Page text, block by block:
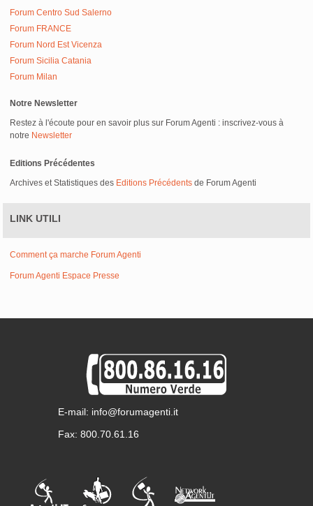
Forum Centro Sud Salerno
Forum FRANCE
Forum Nord Est Vicenza
Forum Sicilia Catania
Forum Milan
Notre Newsletter
Restez à l'écoute pour en savoir plus sur Forum Agenti : inscrivez-vous à
notre Newsletter
Editions Précédentes
Archives et Statistiques des Editions Précédents de Forum Agenti
LINK UTILI
Comment ça marche Forum Agenti
Forum Agenti Espace Presse
E-mail: info@forumagenti.it
Fax: 800.70.61.16